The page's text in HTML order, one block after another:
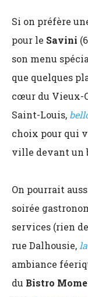
Si on préfère
pour le Savini
son menu
que quelques
cœur du Vieux-
Saint-Louis,
choix pour qui
ville devant un
On pourrait
soirée
services (rien
rue Dalhousie,
ambiance
du Bistro